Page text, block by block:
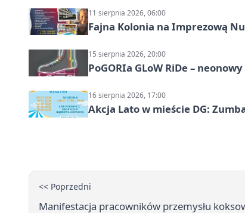
11 sierpnia 2026, 06:00
Fajna Kolonia na Imprezową
15 sierpnia 2026, 20:00
PoGORIa GLoW RiDe –
16 sierpnia 2026, 17:00
Akcja Lato w mieście DG:
<< Poprzedni
Manifestacja pracowników przemysłu